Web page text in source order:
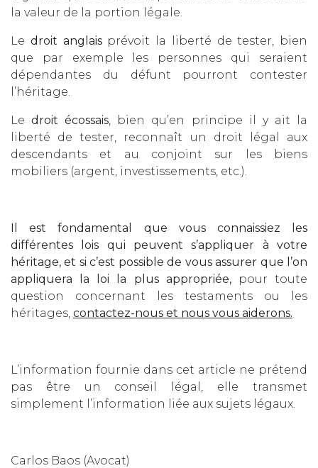
la valeur de la portion légale.
Le droit anglais prévoit la liberté de tester, bien
que par exemple les personnes qui seraient
dépendantes du défunt pourront contester
l’héritage.
Ledroit écossais , bien qu’en principe il y ait la
liberté de tester, reconnaît un droit légal aux
descendants et au conjoint sur les biens
mobiliers (argent, investissements, etc.).
Il est fondamental que vous connaissiez les
différentes lois qui peuvent s’appliquer à votre
héritage, et si c’est possible de vous assurer que l’on
appliquera la loi la plus appropriée,
pour toute
question concernant les testaments ou les
héritages, contactez-nous et nous vous aiderons.
L’information fournie dans cet article ne prétend
pas être un conseil légal, elle transmet
simplement l’information liée aux sujets légaux.
Carlos Baos (Avocat)